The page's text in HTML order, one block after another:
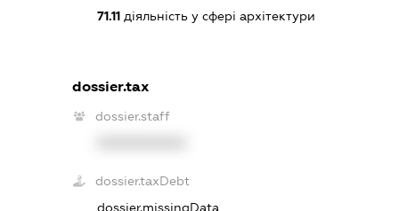
71.11діяльність у сфері архітектури
dossier.tax
dossier.staff
dossier.taxDebt
dossier.missingData